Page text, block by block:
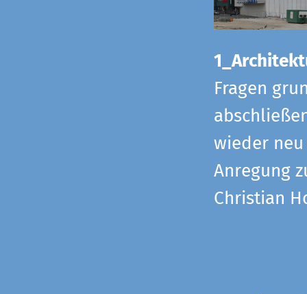
Fragen
wieder
Anregung
Christian